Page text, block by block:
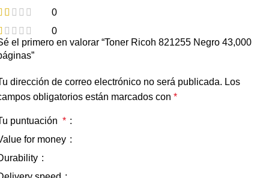
0
0
el primero en valorar “Toner Ricoh 821255 Negro 43,000
dirección de correo electrónico no será publicada. Los
obligatorios están marcados con *
puntuación *
for money